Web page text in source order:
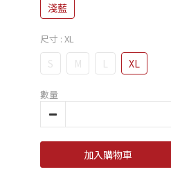
淺藍
尺寸 : XL
S M L XL
數量
加入購物車